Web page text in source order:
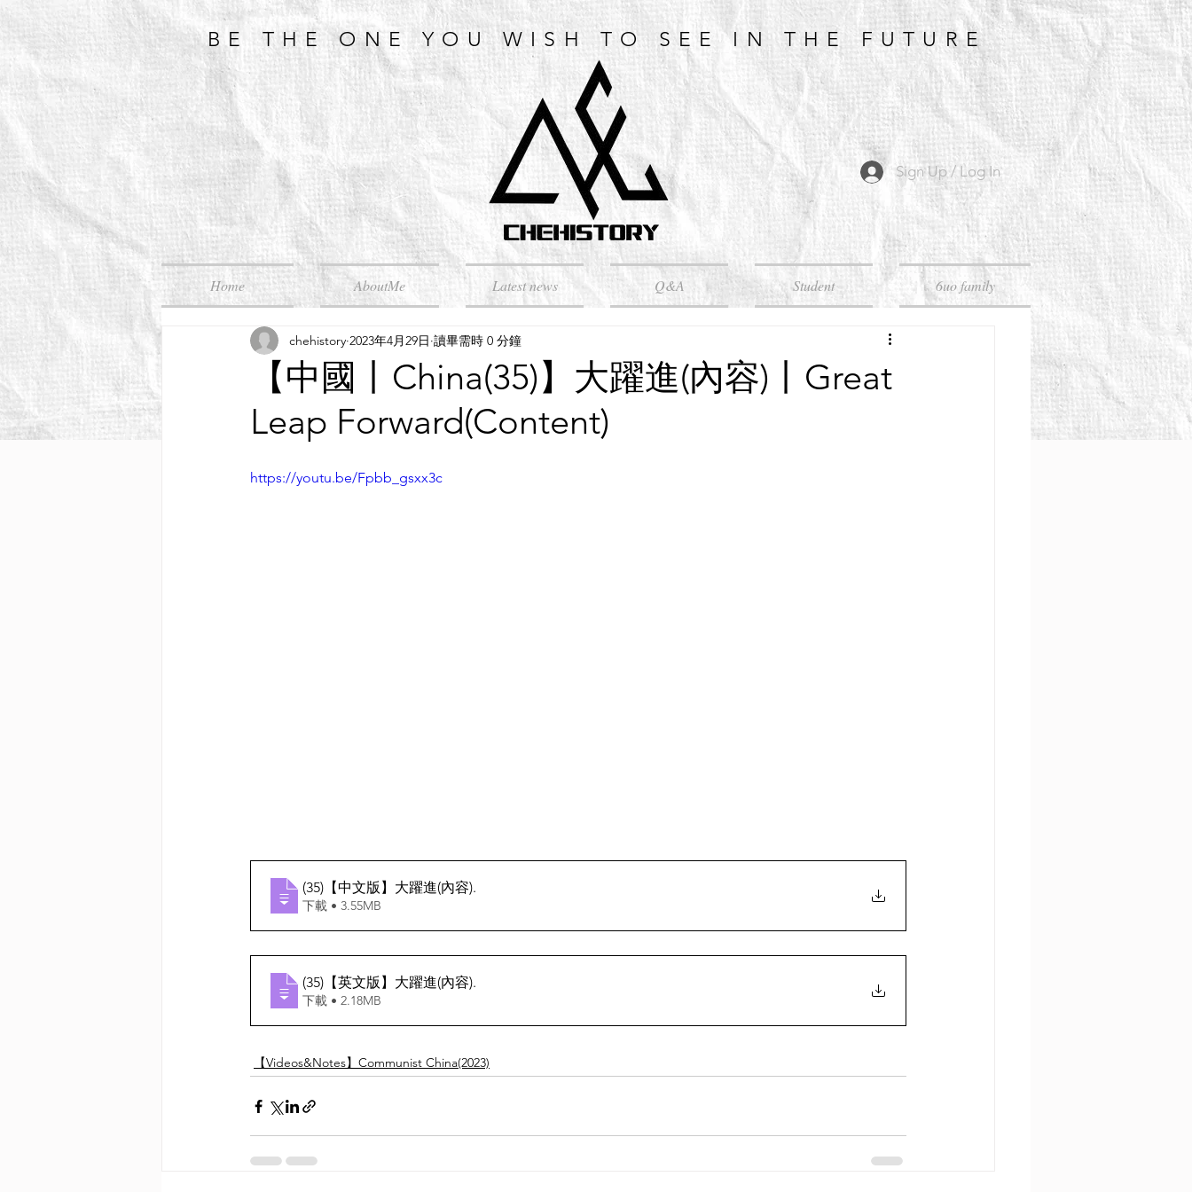
BE THE ONE YOU WISH TO SEE IN THE FUTURE
Sign Up / Log In
Home AboutMe Latest news Q&A Student 6uo family
【中國丨China(35)】大躍進(內容)丨Great
Leap Forward(Content)
chehistory 2023年4月29日 讀畢需時 0 分鐘
https://youtu.be/Fpbb_gsxx3c
(35)【中文版】大躍進(內容).
下載 • 3.55MB
(35)【英文版】大躍進(內容).
下載 • 2.18MB
【Videos&Notes】Communist China(2023)